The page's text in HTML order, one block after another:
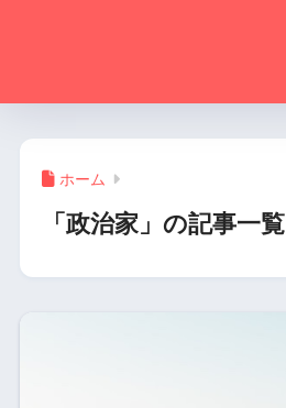
ホーム
「政治家」の記事一覧